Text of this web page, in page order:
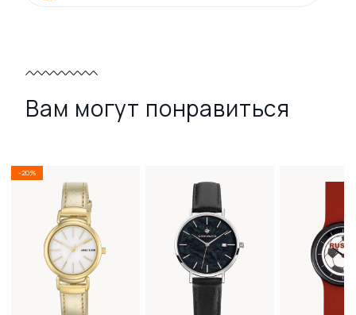
Вам могут понравиться
-20%